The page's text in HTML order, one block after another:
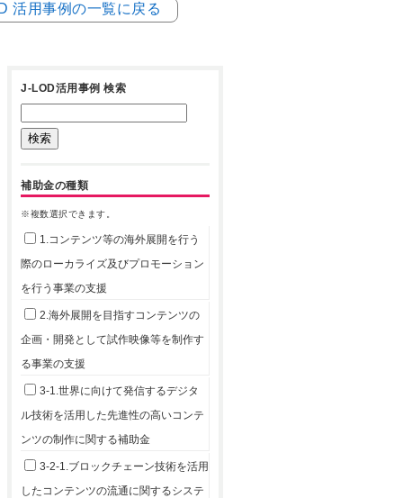
活用事例の一覧に戻る
J-LOD活用事例 検索
補助金の種類
※複数選択できます。
1.コンテンツ等の海外展開を行う
際のローカライズ及びプロモーション
を行う事業の支援
2.海外展開を目指すコンテンツの
企画・開発として試作映像等を制作す
る事業の支援
3-1.世界に向けて発信するデジタ
ル技術を活用した先進性の高いコンテ
ンツの制作に関する補助金
3-2-1.ブロックチェーン技術を活用
したコンテンツの流通に関するシステ